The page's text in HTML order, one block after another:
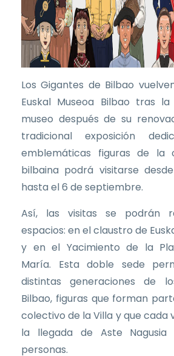
Los Gigantes de Bilbao
Euskal Museoa Bilbao tras
museo después de su
tradicional exposición
emblemáticas figuras de la
bilbaina podrá visitarse
hasta el 6 de septiembre.
Así, las visitas se podrán
espacios: en el claustro de
y en el Yacimiento de la
María. Esta doble sede
distintas generaciones de
Bilbao, figuras que forman
colectivo de la Villa y que cada
la llegada de Aste
personas.